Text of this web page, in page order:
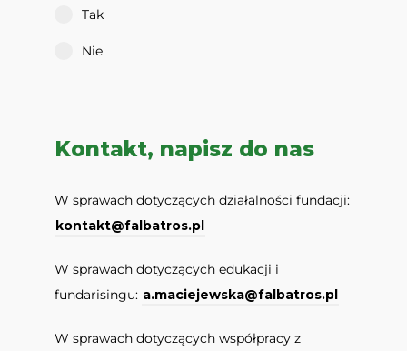
Tak
Nie
Kontakt, napisz do nas
W sprawach dotyczących działalności fundacji:
kontakt@falbatros.pl
W sprawach dotyczących edukacji i
fundarisingu: a.maciejewska@falbatros.pl
W sprawach dotyczących współpracy z